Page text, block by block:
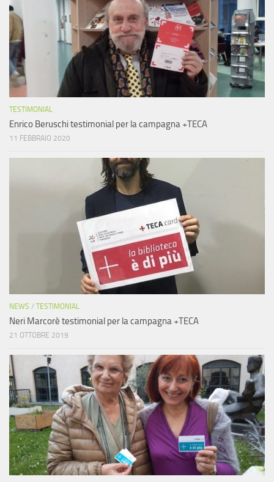
TESTIMONIAL
Enrico Beruschi testimonial per la campagna +TECA
11 FEBBRAIO 2020
NEWS / TESTIMONIAL
Neri Marcorè testimonial per la campagna +TECA
21 OTTOBRE 2019